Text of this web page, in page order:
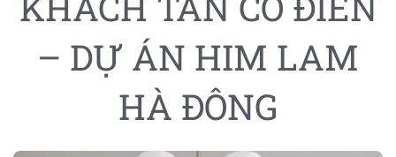
– DỰ ÁN HIM LAM
HÀ ĐÔNG